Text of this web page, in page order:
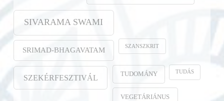
SIVARAMA SWAMI
SRIMAD-BHAGAVATAM SZANSZKRIT
SZEKÉRFESZTIVÁL TUDOMÁNY TUDÁS
VEGETÁRIÁNUS